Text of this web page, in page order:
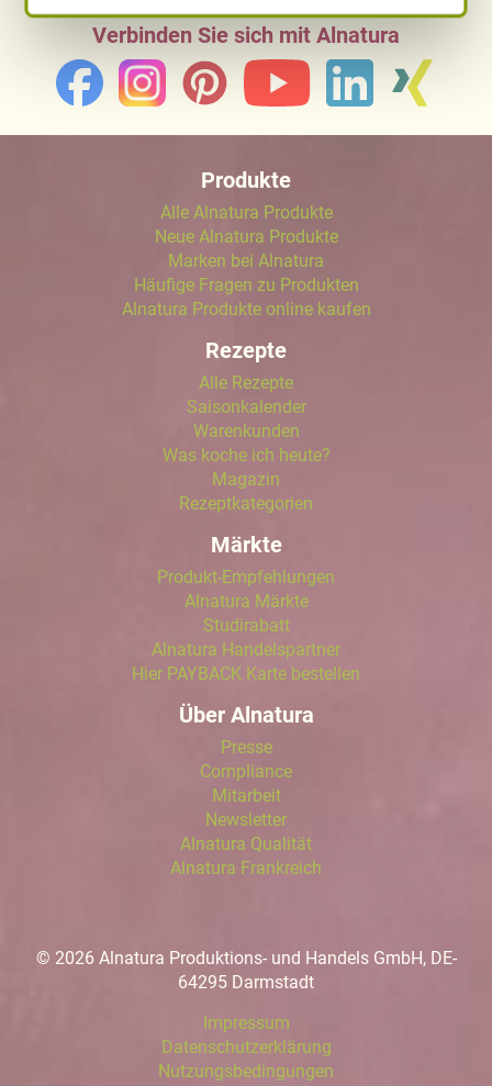
Ihre Einwilligung zur Datenverarbeitung und
-übermittlung widerrufen und Tools deaktivieren.
Ausführliche Informationen finden Sie in unserer
Datenschutzerklärung.
Verbinden Sie sich mit Alnatura
Produkte
Alle Alnatura Produkte
Neue Alnatura Produkte
Marken bei Alnatura
Häufige Fragen zu Produkten
Alnatura Produkte online kaufen
Rezepte
Alle Rezepte
Saisonkalender
Warenkunden
Was koche ich heute?
Magazin
Rezeptkategorien
Märkte
Produkt-Empfehlungen
Alnatura Märkte
Studirabatt
Alnatura Handelspartner
Hier PAYBACK Karte bestellen
Über Alnatura
Presse
Compliance
Mitarbeit
Newsletter
Alnatura Qualität
Alnatura Frankreich
© 2026 Alnatura Produktions- und Handels GmbH, DE-
64295 Darmstadt
Impressum
Datenschutzerklärung
Nutzungsbedingungen